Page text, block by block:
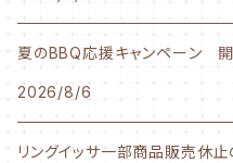
夏のBBQ応援キャンペーン 開
2026/8/6
リングイッサ一部商品販売休止